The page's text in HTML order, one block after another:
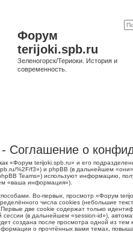
Форум
terijoki.spb.ru
Зеленогорск/Териоки. История и
современность.
Соглашение о
«Форум terijoki.spb.ru» и его
%2F/f3») и phpBB (в дальнейшем
Teams») используют информацию,
«ваша информация»).
Во-первых, просмотр «Форум
числа cookies (небольшие
две cookie содержат только
(в дальнейшем «session-id»),
создана после просмотра одной из
о прочтённых вами темах,